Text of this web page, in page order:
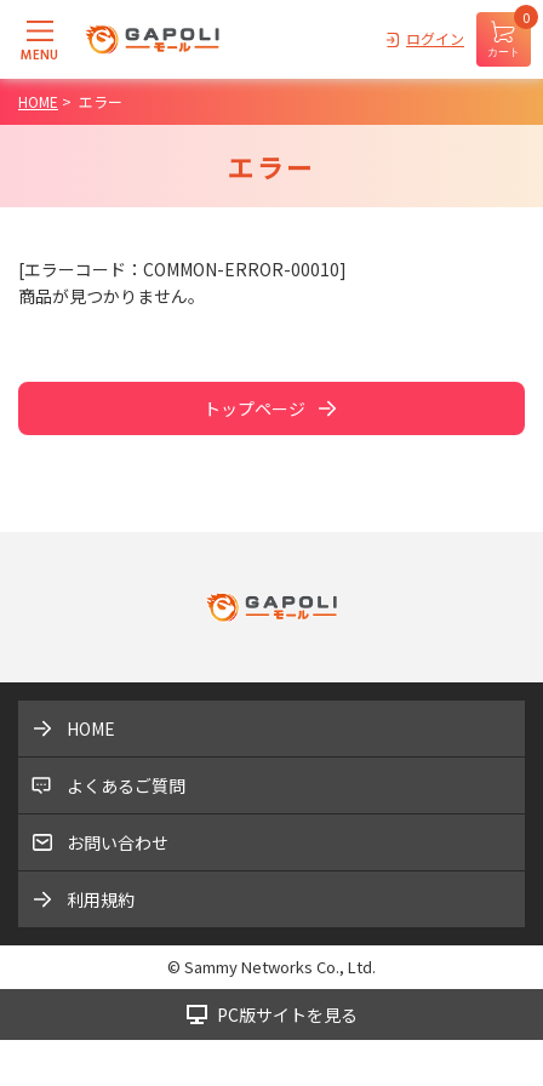
MENU
ログイン
カート
0
HOME > エラー
エラー
[エラーコード：COMMON-ERROR-00010]
商品が見つかりません。
トップページ
HOME
よくあるご質問
お問い合わせ
利用規約
© Sammy Networks Co., Ltd.
PC版サイトを見る